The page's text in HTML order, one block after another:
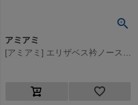
アミアミ